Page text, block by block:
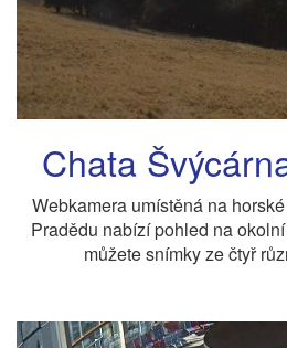
Chata
Webkamera umístěná na
Pradědu nabízí pohled na
můžete snímky ze čtyř